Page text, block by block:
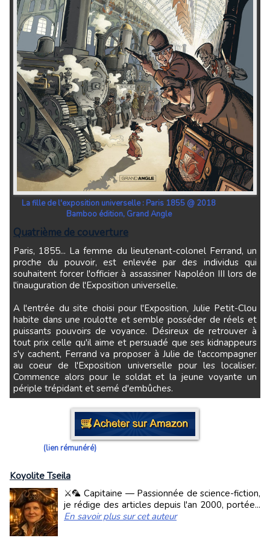
La fille de l'exposition universelle : Paris 1855 @ 2018
Bamboo édition, Grand Angle
Quatrième de couverture
Paris, 1855... La femme du lieutenant-colonel Ferrand, un
proche du pouvoir, est enlevée par des individus qui
souhaitent forcer l'officier à assassiner Napoléon III lors de
l'inauguration de l'Exposition universelle.
A l'entrée du site choisi pour l'Exposition, Julie Petit-Clou
habite dans une roulotte et semble posséder de réels et
puissants pouvoirs de voyance. Désireux de retrouver à
tout prix celle qu'il aime et persuadé que ses kidnappeurs
s'y cachent, Ferrand va proposer à Julie de l'accompagner
au coeur de l'Exposition universelle pour les localiser.
Commence alors pour le soldat et la jeune voyante un
périple trépidant et semé d'embûches.
(lien rémunéré)
Koyolite Tseila
⚔️🦜 Capitaine — Passionnée de science-fiction,
je rédige des articles depuis l'an 2000, portée...
En savoir plus sur cet auteur